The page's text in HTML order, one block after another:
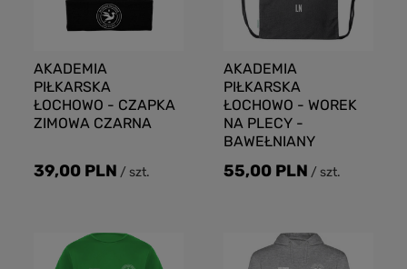
AKADEMIA
PIŁKARSKA
ŁOCHOWO - CZAPKA
ZIMOWA CZARNA
39,00 PLN /szt.
AKADEMIA
PIŁKARSKA
ŁOCHOWO - WOREK
NA PLECY -
BAWEŁNIANY
55,00 PLN /szt.